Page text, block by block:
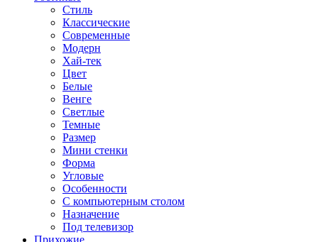
Стиль
Классические
Современные
Модерн
Хай-тек
Цвет
Белые
Венге
Светлые
Темные
Размер
Мини стенки
Форма
Угловые
Особенности
С компьютерным столом
Назначение
Под телевизор
Прихожие